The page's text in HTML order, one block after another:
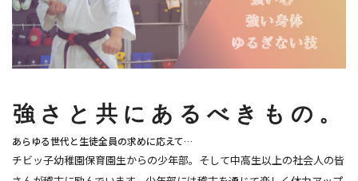
強さと共にあるべきもの。
あらゆる世代と生徒全員の求めに応えて…
チビッ子幼稚園保育園生からの少年部。そして中高生以上の社会人の皆